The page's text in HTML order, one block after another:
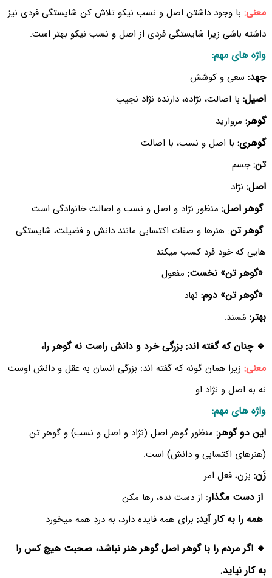
معنی: با وجود داشتن اصل و نسب نیکو تلاش کن شایستگی فردی نیز
داشته باشی زیرا شایستگی فردی از اصل و نسب نیکو بهتر است.
واژه های مهم:
جهد: سعی و کوشش
اصیل: با اصالت، نژاده، دارنده نژاد نجیب
گوهر: مروارید
گوهری: با اصل و نسب، با اصالت
تن:جسم
اصل: نژاد
گوهر اصل: منظور نژاد و اصل و نسب و اصالت خانوادگی است
گوهر تن: هنرها و صفات اکتسابی مانند دانش و فضیلت، شایستگی
هایی که خود فرد کسب میکند
«گوهر تن» نخست: مفعول
«گوهر تن» دوم: نهاد
بهتر: مُسند.
🔹 چنان که گفته اند: بزرگی خرد و دانش راست نه گوهر را،
معنی: زیرا همان گونه که گفته اند: بزرگی انسان به عقل و دانش اوست
نه به اصل و نژاد او
واژه های مهم:
این دو گوهر: منظور گوهر اصل (نژاد و اصل و نسب) و گوهر تن
(هنرهای اکتسابی و دانش) است.
زَن: بزن، فعل امر
از دست مگذار: از دست نده، رها مکن
همه را به کار آید: برای همه فایده دارد، به دردِ همه میخورد
🔹 اگر مردم را با گوهر اصل گوهر هنر نباشد، صحبت هیچ کس را
به کار نیاید.